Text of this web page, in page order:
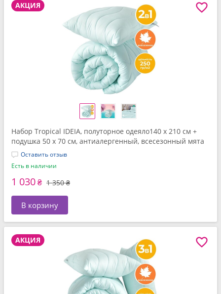
АКЦИЯ
Набор Tropical IDEIA, полуторное одеяло140 x 210 см +
подушка 50 x 70 см, антиалергенный, всесезонный мята
Оставить отзыв
Есть в наличии
1 030₴ 1 350 ₴
В корзину
АКЦИЯ